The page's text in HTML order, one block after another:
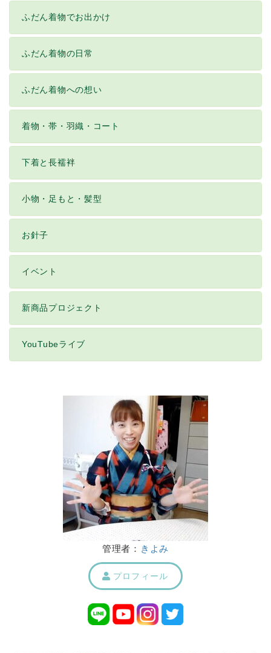
ふだん着物でお出かけ
ふだん着物の日常
ふだん着物への想い
着物・帯・羽織・コート
下着と長襦袢
小物・足もと・髪型
お針子
イベント
新商品プロジェクト
YouTubeライブ
管理者： きよみ
プロフィール